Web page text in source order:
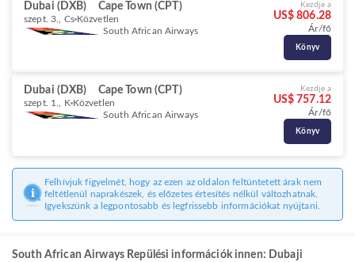
Dubai (DXB) Cape Town (CPT)
szept. 3., Cs Közvetlen
South African Airways
Kezdje a
US$ 806.28
Ár/fő
Könyv
Dubai (DXB) Cape Town (CPT)
szept. 1., K Közvetlen
South African Airways
Kezdje a
US$ 757.12
Ár/fő
Könyv
Felhívjuk figyelmét, hogy az ezen az oldalon feltüntetett árak nem
feltétlenül naprakészek, és előzetes értesítés nélkül változhatnak.
Igyekszünk a legpontosabb és legfrissebb információkat nyújtani.
South African Airways Repülési információk innen: Dubaji